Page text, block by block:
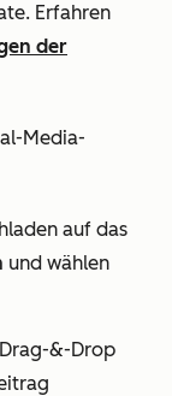
Erfahren
der
Media-
auf das
und wählen
&-Drop